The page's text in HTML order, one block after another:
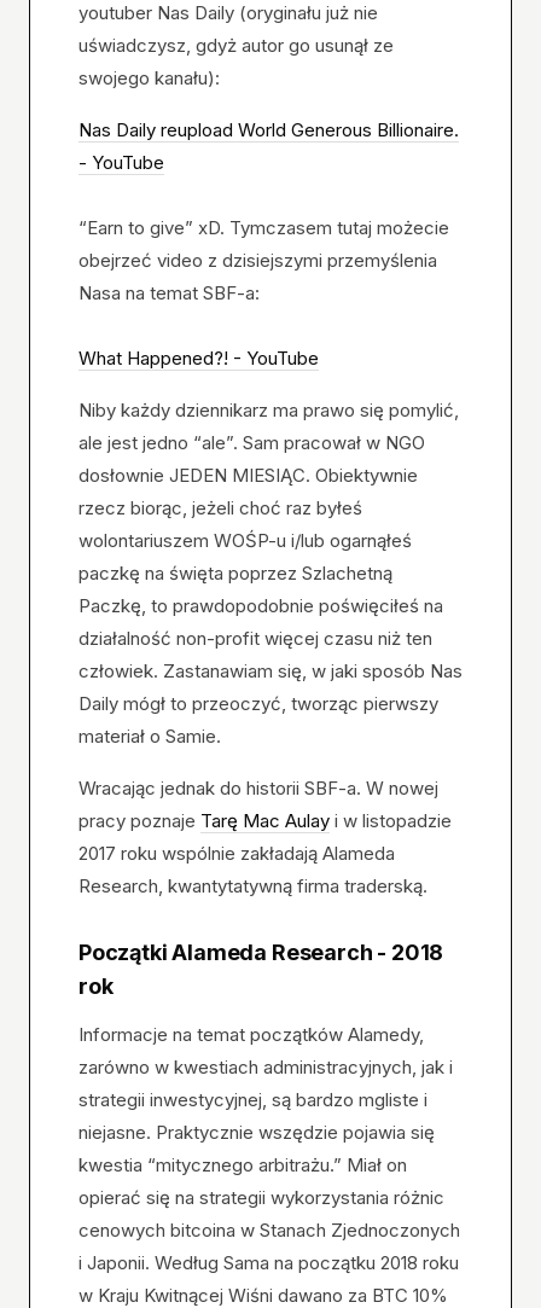
youtuber Nas Daily (oryginału już nie
uświadczysz, gdyż autor go usunął ze
swojego kanału):
Nas Daily reupload World Generous Billionaire.
- YouTube
“Earn to give” xD. Tymczasem tutaj możecie
obejrzeć video z dzisiejszymi przemyślenia
Nasa na temat SBF-a:
What Happened?! - YouTube
Niby każdy dziennikarz ma prawo się pomylić,
ale jest jedno “ale”. Sam pracował w NGO
dosłownie JEDEN MIESIĄC. Obiektywnie
rzecz biorąc, jeżeli choć raz byłeś
wolontariuszem WOŚP-u i/lub ogarnąłeś
paczkę na święta poprzez Szlachetną
Paczkę, to prawdopodobnie poświęciłeś na
działalność non-profit więcej czasu niż ten
człowiek. Zastanawiam się, w jaki sposób Nas
Daily mógł to przeoczyć, tworząc pierwszy
materiał o Samie.
Wracając jednak do historii SBF-a. W nowej
pracy poznaje Tarę Mac Aulay i w listopadzie
2017 roku wspólnie zakładają Alameda
Research, kwantytatywną firma traderską.
Początki Alameda Research - 2018
rok
Informacje na temat początków Alamedy,
zarówno w kwestiach administracyjnych, jak i
strategii inwestycyjnej, są bardzo mgliste i
niejasne. Praktycznie wszędzie pojawia się
kwestia “mitycznego arbitrażu.” Miał on
opierać się na strategii wykorzystania różnic
cenowych bitcoina w Stanach Zjednoczonych
i Japonii. Według Sama na początku 2018 roku
w Kraju Kwitnącej Wiśni dawano za BTC 10%